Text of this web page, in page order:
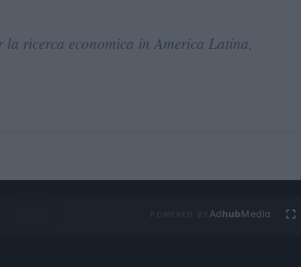
ricerca economica in America Latina,
Ad hubMedia